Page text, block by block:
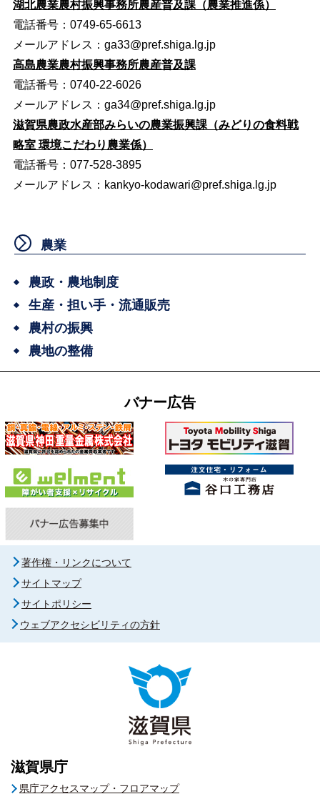
湖北農業農村振興事務所農産普及課（農業推進係）
電話番号：0749-65‐6613
メールアドレス： ga33@pref.shiga.lg.jp
高島農業農村振興事務所農産普及課
電話番号：0740-22-6026
メールアドレス： ga34@pref.shiga.lg.jp
滋賀県農政水産部みらいの農業振興課（みどりの食料戦
略室 環境こだわり農業係）
電話番号：077‐528-3895
メールアドレス： kankyo-kodawari@pref.shiga.lg.jp
農業
農政・農地制度
生産・担い手・流通販売
農村の振興
農地の整備
バナー広告
著作権・リンクについて
サイトマップ
サイトポリシー
ウェブアクセシビリティの方針
滋賀県庁
県庁アクセスマップ・フロアマップ